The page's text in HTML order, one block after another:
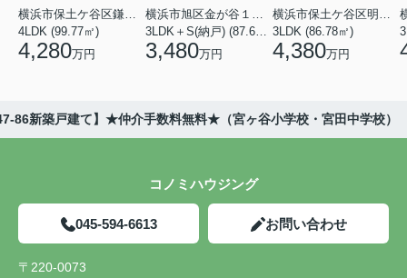
4LDK (99.77㎡)
4,280万円 3,480万円
3LDK (86.78㎡)
4,380万円
86新築戸建て】★仲介手数料無料★（宮ヶ谷小学校・宮田中学校）
コノミハウジング
045-594-6613 お問い合わせ
〒220-0073